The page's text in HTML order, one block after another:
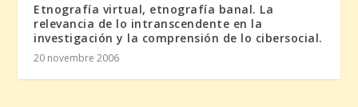
Etnografía virtual, etnografía banal. La
relevancia de lo intranscendente en la
investigación y la comprensión de lo cibersocial.
20 novembre 2006